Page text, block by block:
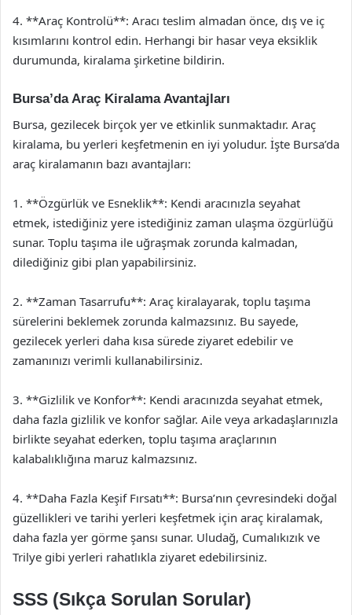
4. **Araç Kontrolü**: Aracı teslim almadan önce, dış ve iç
kısımlarını kontrol edin. Herhangi bir hasar veya eksiklik
durumunda, kiralama şirketine bildirin.
Bursa’da Araç Kiralama Avantajları
Bursa, gezilecek birçok yer ve etkinlik sunmaktadır. Araç
kiralama, bu yerleri keşfetmenin en iyi yoludur. İşte Bursa’da
araç kiralamanın bazı avantajları:
1. **Özgürlük ve Esneklik**: Kendi aracınızla seyahat
etmek, istediğiniz yere istediğiniz zaman ulaşma özgürlüğü
sunar. Toplu taşıma ile uğraşmak zorunda kalmadan,
dilediğiniz gibi plan yapabilirsiniz.
2. **Zaman Tasarrufu**: Araç kiralayarak, toplu taşıma
sürelerini beklemek zorunda kalmazsınız. Bu sayede,
gezilecek yerleri daha kısa sürede ziyaret edebilir ve
zamanınızı verimli kullanabilirsiniz.
3. **Gizlilik ve Konfor**: Kendi aracınızda seyahat etmek,
daha fazla gizlilik ve konfor sağlar. Aile veya arkadaşlarınızla
birlikte seyahat ederken, toplu taşıma araçlarının
kalabalıklığına maruz kalmazsınız.
4. **Daha Fazla Keşif Fırsatı**: Bursa’nın çevresindeki doğal
güzellikleri ve tarihi yerleri keşfetmek için araç kiralamak,
daha fazla yer görme şansı sunar. Uludağ, Cumalıkızık ve
Trilye gibi yerleri rahatlıkla ziyaret edebilirsiniz.
SSS (Sıkça Sorulan Sorular)